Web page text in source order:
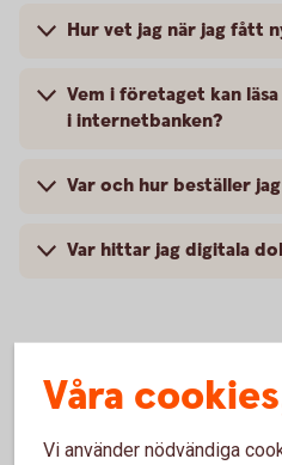
Hur vet jag när jag fått
Vem i företaget kan
i internetbanken?
Var och hur beställer
Var hittar jag digitala
Vi hjälper dig
Våra
Vi använder nödvändiga